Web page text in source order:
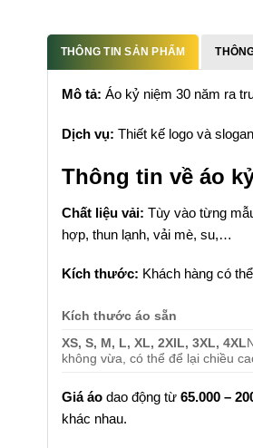
THÔNG TIN SẢN PHẨM
Mô tả: Áo kỷ niệm 30 năm ra
Dịch vụ: Thiết kế logo và
Thông tin về áo
Chất liệu vải: Tùy vào từng
hợp, thun lạnh, vải mè, su,…
Kích thước: Khách hàng có
Kích thước áo sẵn
XS, S, M, L, XL, 2XlL, 3XL, 4XL
không vừa, có thể để lại chiều
Giá áo dao động từ 65.000 –
khác nhau.